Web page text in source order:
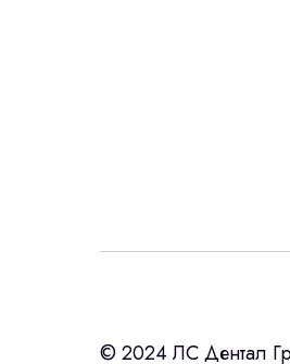
с помощью нашего
© 2024 ЛС Дентал